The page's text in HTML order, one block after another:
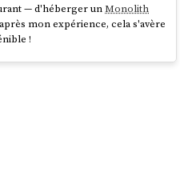
— d'héberger unMonolith
mon expérience, cela s'avère
!